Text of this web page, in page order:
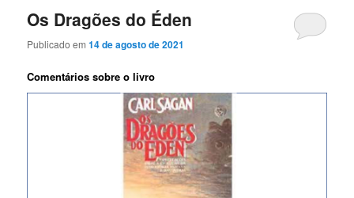
Os Dragões do Éden
Publicado em14 de agosto de 2021
Comentários sobre o livro